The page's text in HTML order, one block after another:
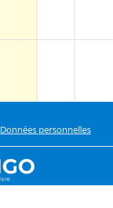
Données personnelles